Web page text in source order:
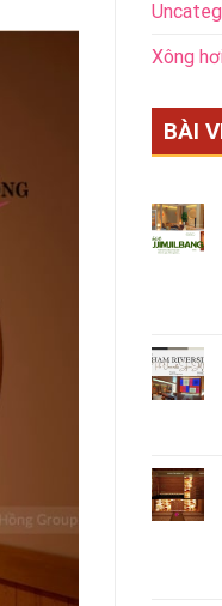
Xông
BÀI